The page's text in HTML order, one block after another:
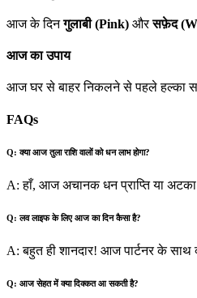
आज के दिनगुलाबी (Pink) औरसफ़ेद
आज का उपाय
आज घर से बाहर निकलने से पहले हल्का सा
FAQs
Q: क्या आज तुला राशि वालों को धन लाभ होगा?
A: हाँ, आज अचानक धन प्राप्ति या
Q: लव लाइफ के लिए आज का दिन कैसा है?
A: बहुत ही शानदार! आज पार्टनर के साथ
Q: आज सेहत में क्या दिक्कत आ सकती है?